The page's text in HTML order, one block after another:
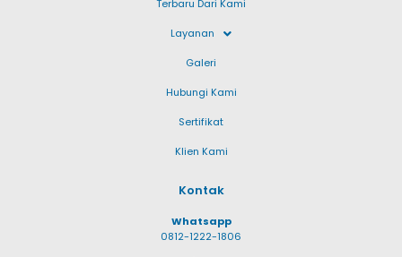
Terbaru Dari Kami
Layanan
Galeri
Hubungi Kami
Sertifikat
Klien Kami
Kontak
Whatsapp
0812-1222-1806